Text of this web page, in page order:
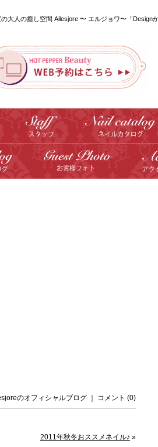
大人の癒し空間 Ailesjore 〜 エルジョワ〜「Design
のオフィシャルブログ コメント (0)
2011年秋冬おススメネイル♪ »